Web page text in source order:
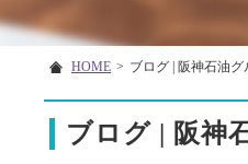
HOME > ブログ | 阪神石油グ
ブログ | 阪神